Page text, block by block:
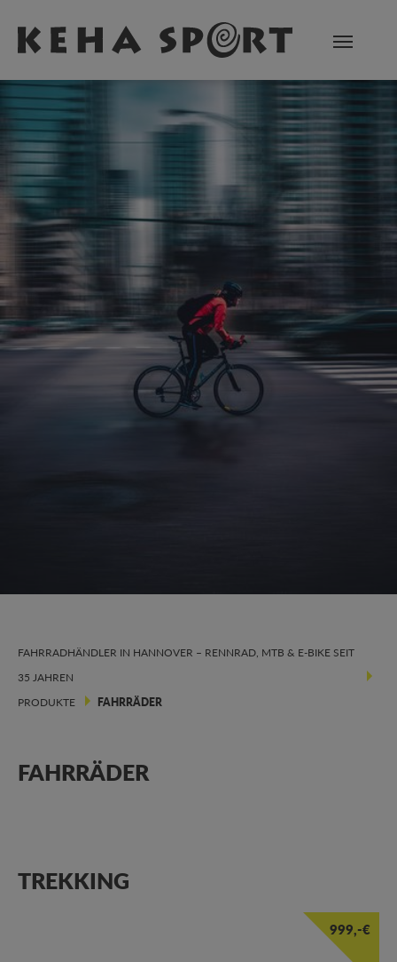
FAHRRADHÄNDLER IN HANNOVER – RENNRAD, MTB & E-BIKE SEIT
35 JAHREN
PRODUKTE
FAHRRÄDER
FAHRRÄDER
TREKKING
999,-€